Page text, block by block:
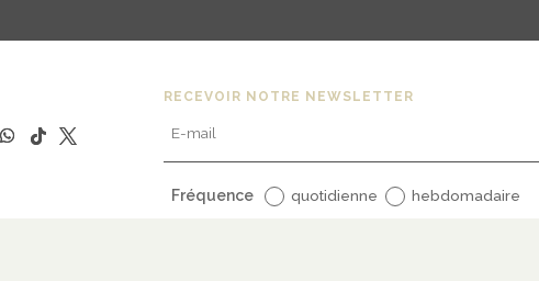
RECEVOIR NOTRE NEWSLETTER
Fréquence quotidienne hebdomadaire